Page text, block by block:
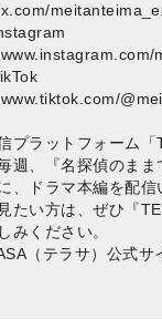
プラットフォーム「
週、『名探偵のま
、ドラマ本編を配信
たい方は、ぜひ『
みください。
（テラサ）公式サ